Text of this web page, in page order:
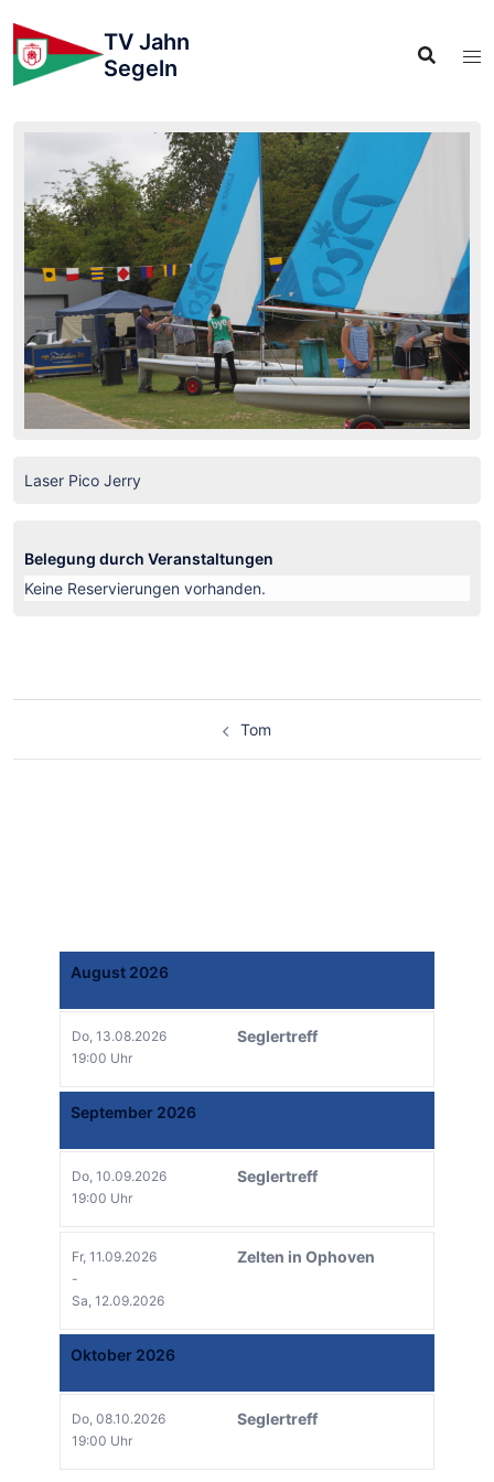
TV Jahn
Segeln
Laser Pico Jerry
Belegung durch Veranstaltungen
Keine Reservierungen vorhanden.
Tom
August 2026
Do, 13.08.2026
19:00 Uhr
Seglertreff
September 2026
Do, 10.09.2026
19:00 Uhr
Seglertreff
Fr, 11.09.2026
-
Sa, 12.09.2026
Zelten in Ophoven
Oktober 2026
Do, 08.10.2026
19:00 Uhr
Seglertreff